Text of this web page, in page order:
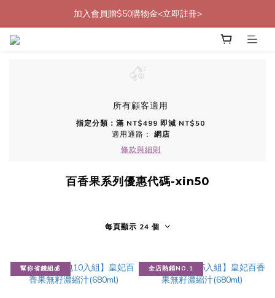
加入會員贈$50購物金<立即註冊>
加入會員贈$50購物金<立即註冊>
加入會員贈$50購物金<立即註冊>
所有顧客適用
指定分類：滿 NT$499 即減 NT$50
適用通路： 網店
條款與細則
百香果系列優惠代碼-xin50
每頁顯示 24 個
幫你省錢組💰 全店熱銷NO.1